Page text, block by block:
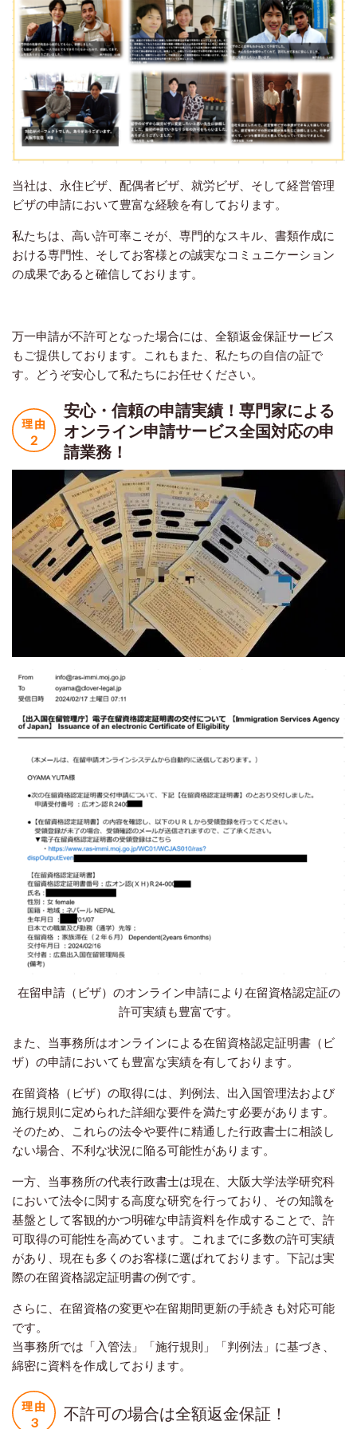
当社は、永住ビザ、配偶者ビザ、就労ビザ、そして経営管理
ビザの申請において豊富な経験を有しております。
私たちは、高い許可率こそが、専門的なスキル、書類作成に
おける専門性、そしてお客様との誠実なコミュニケーション
の成果であると確信しております。
万一申請が不許可となった場合には、全額返金保証サービス
もご提供しております。これもまた、私たちの自信の証で
す。どうぞ安心して私たちにお任せください。
安心・信頼の申請実績！ 専門家による
オンライン申請サービス全国対応の申
請業務！
在留申請（ビザ）のオンライン申請により在留資格認定証の
許可実績も豊富です。
また、当事務所はオンラインによる在留資格認定証明書（ビ
ザ）の申請においても豊富な実績を有しております。
在留資格（ビザ）の取得には、判例法、出入国管理法および
施行規則に定められた詳細な要件を満たす必要があります。
そのため、これらの法令や要件に精通した行政書士に相談し
ない場合、不利な状況に陥る可能性があります。
一方、当事務所の代表行政書士は現在、大阪大学法学研究科
において法令に関する高度な研究を行っており、その知識を
基盤として客観的かつ明確な申請資料を作成することで、許
可取得の可能性を高めています。これまでに多数の許可実績
があり、現在も多くのお客様に選ばれております。下記は実
際の在留資格認定証明書の例です。
さらに、在留資格の変更や在留期間更新の手続きも対応可能
です。
当事務所では「入管法」「施行規則」「判例法」に基づき、
綿密に資料を作成しております。
不許可の場合は全額返金保証！